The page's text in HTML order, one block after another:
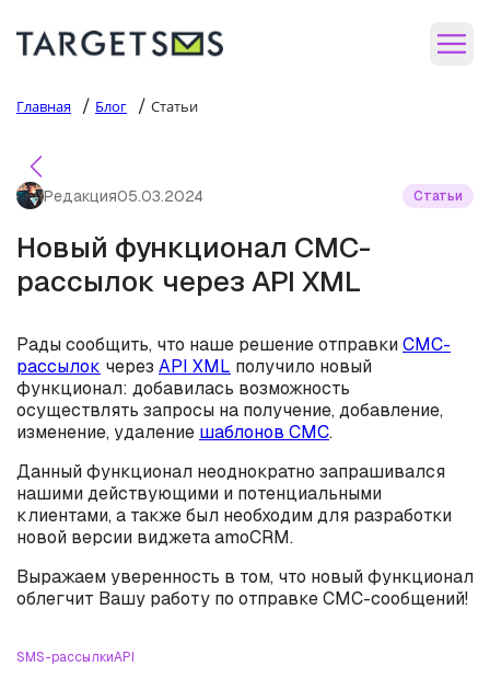
Главная / Блог / Статьи
Редакция05.03.2024 Статьи
Новый функционал СМС-
рассылок через API XML
Рады сообщить, что наше решение отправкиСМС-
рассылок через API XML получило новый
функционал: добавилась возможность
осуществлять запросы на получение, добавление,
изменение, удаление шаблонов СМС.
Данный функционал неоднократно запрашивался
нашими действующими и потенциальными
клиентами, а также был необходим для разработки
новой версии виджета amoCRM.
Выражаем уверенность в том, что новый функционал
облегчит Вашу работу по отправке СМС-сообщений!
SMS-рассылкиAPI